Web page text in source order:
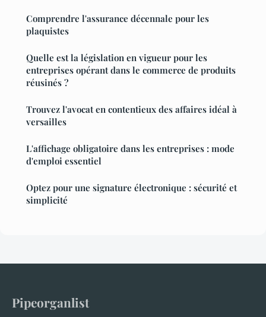
Comprendre l'assurance décennale pour les
plaquistes
Quelle est la législation en vigueur pour les
entreprises opérant dans le commerce de produits
réusinés ?
Trouvez l'avocat en contentieux des affaires idéal à
versailles
L'affichage obligatoire dans les entreprises : mode
d'emploi essentiel
Optez pour une signature électronique : sécurité et
simplicité
Pipeorganlist